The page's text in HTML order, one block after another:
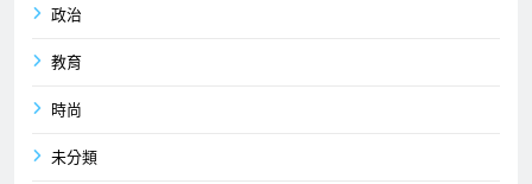
政治
教育
時尚
未分類